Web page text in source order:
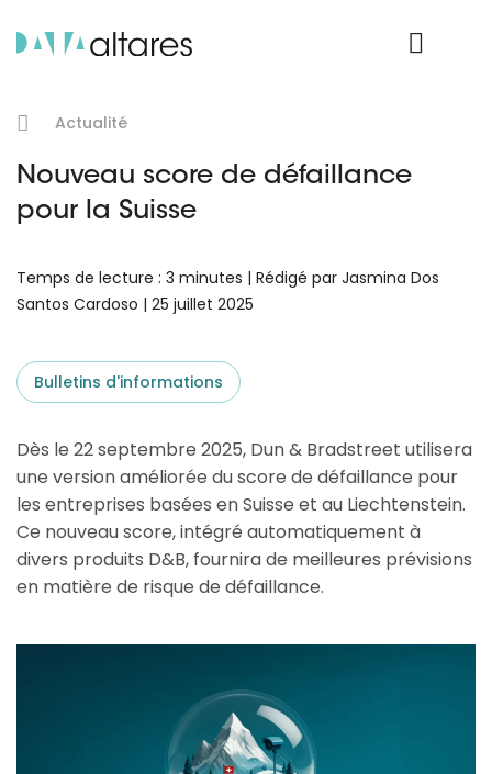
Actualité
Nouveau score de défaillance
pour la Suisse
Temps de lecture : 3 minutes | Rédigé par Jasmina Dos
Santos Cardoso | 25 juillet 2025
Bulletins d'informations
Dès le 22 septembre 2025, Dun & Bradstreet utilisera
une version améliorée du score de défaillance pour
les entreprises basées en Suisse et au Liechtenstein.
Ce nouveau score, intégré automatiquement à
divers produits D&B, fournira de meilleures prévisions
en matière de risque de défaillance.